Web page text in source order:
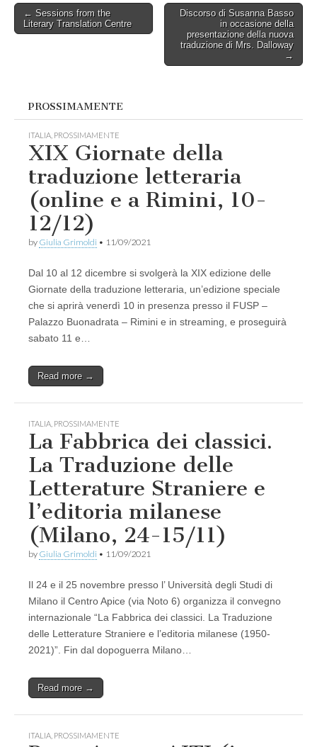
Post
navigation
← Sessions from the
Literary Translation Centre
Discorso di Susanna Basso
in occasione della
presentazione della nuova
traduzione di Mrs. Dalloway
→
PROSSIMAMENTE
ITALIA PROSSIMAMENTE
XIX Giornate della
traduzione letteraria
(online e a Rimini, 10-
12/12)
by Giulia Grimoldi • 11/09/2021
Dal 10 al 12 dicembre si svolgerà la XIX edizione delle
Giornate della traduzione letteraria, un’edizione speciale
che si aprirà venerdì 10 in presenza presso il FUSP –
Palazzo Buonadrata – Rimini e in streaming, e proseguirà
sabato 11 e…
Read more →
ITALIA PROSSIMAMENTE
La Fabbrica dei classici.
La Traduzione delle
Letterature Straniere e
l’editoria milanese
(Milano, 24-15/11)
by Giulia Grimoldi • 11/09/2021
Il 24 e il 25 novembre presso l’ Università degli Studi di
Milano il Centro Apice (via Noto 6) organizza il convegno
internazionale “La Fabbrica dei classici. La Traduzione
delle Letterature Straniere e l’editoria milanese (1950-
2021)”. Fin dal dopoguerra Milano…
Read more →
ITALIA PROSSIMAMENTE